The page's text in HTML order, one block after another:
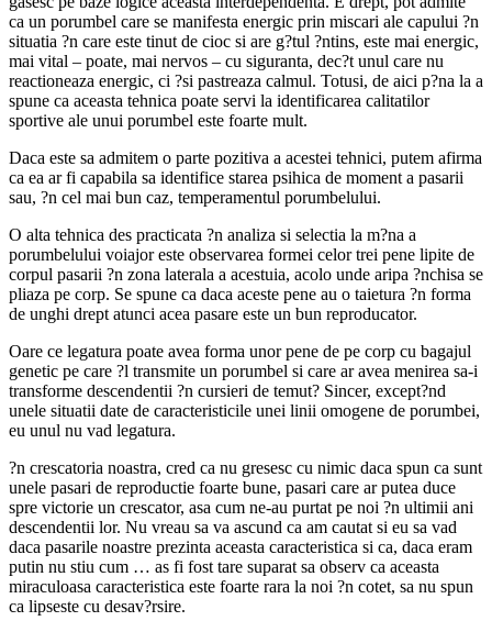
ca un porumbel care se manifesta energic prin miscari ale capului ?n
situatia ?n care este tinut de cioc si are g?tul ?ntins, este mai energic,
mai vital – poate, mai nervos – cu siguranta, dec?t unul care nu
reactioneaza energic, ci ?si pastreaza calmul. Totusi, de aici p?na la a
spune ca aceasta tehnica poate servi la identificarea calitatilor
sportive ale unui porumbel este foarte mult.
Daca este sa admitem o parte pozitiva a acestei tehnici, putem afirma
ca ea ar fi capabila sa identifice starea psihica de moment a pasarii
sau, ?n cel mai bun caz, temperamentul porumbelului.
O alta tehnica des practicata ?n analiza si selectia la m?na a
porumbelului voiajor este observarea formei celor trei pene lipite de
corpul pasarii ?n zona laterala a acestuia, acolo unde aripa ?nchisa se
pliaza pe corp. Se spune ca daca aceste pene au o taietura ?n forma
de unghi drept atunci acea pasare este un bun reproducator.
Oare ce legatura poate avea forma unor pene de pe corp cu bagajul
genetic pe care ?l transmite un porumbel si care ar avea menirea sa-i
transforme descendentii ?n cursieri de temut? Sincer, except?nd
unele situatii date de caracteristicile unei linii omogene de porumbei,
eu unul nu vad legatura.
?n crescatoria noastra, cred ca nu gresesc cu nimic daca spun ca sunt
unele pasari de reproductie foarte bune, pasari care ar putea duce
spre victorie un crescator, asa cum ne-au purtat pe noi ?n ultimii ani
descendentii lor. Nu vreau sa va ascund ca am cautat si eu sa vad
daca pasarile noastre prezinta aceasta caracteristica si ca, daca eram
putin nu stiu cum … as fi fost tare suparat sa observ ca aceasta
miraculoasa caracteristica este foarte rara la noi ?n cotet, sa nu spun
ca lipseste cu desav?rsire.